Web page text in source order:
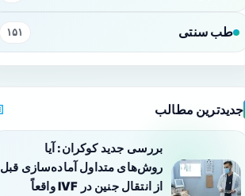
طب سنتی ۱۵۱
جدیدترین مطالب
بررسی جدید کوکران: آیا
روش‌های متداول آماده‌سازی قبل
از انتقال جنین در IVF واقعاً